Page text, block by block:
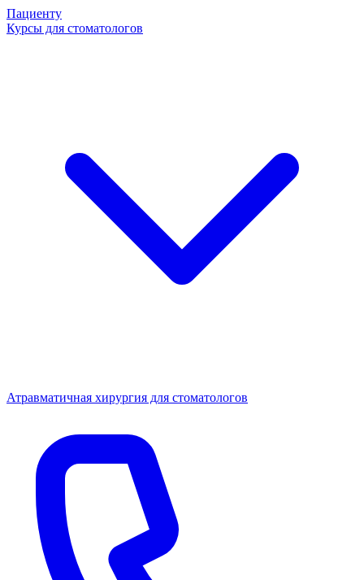
Пациенту
Курсы для стоматологов
Атравматичная хирургия для стоматологов